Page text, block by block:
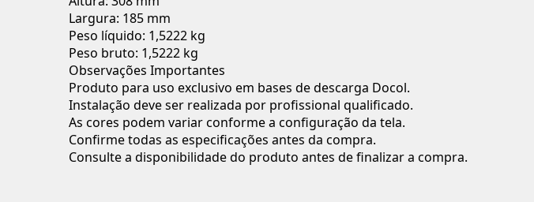
Largura: 185 mm
Peso líquido: 1,5222 kg
Peso bruto: 1,5222 kg
Observações Importantes
Produto para uso exclusivo em bases de descarga Docol.
Instalação deve ser realizada por profissional qualificado.
As cores podem variar conforme a configuração da tela.
Confirme todas as especificações antes da compra.
Consulte a disponibilidade do produto antes de finalizar a compra.